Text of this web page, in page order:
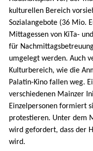
kulturellen Bereich
Sozialangebote (36 Mio.
Mittagessen von KiTa-
für
umgelegt werden. Auch
Kulturbereich, wie die
Palatin-Kino fallen weg.
verschiedenen Mainzer
Einzelpersonen formiert
protestieren. Unter dem
wird gefordert, dass der
wird.